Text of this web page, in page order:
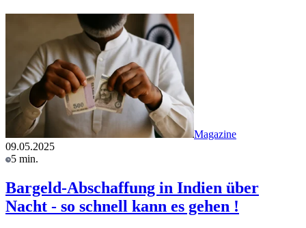
Magazine
09.05.2025
5 min.
Bargeld-Abschaffung in Indien über
Nacht - so schnell kann es gehen !